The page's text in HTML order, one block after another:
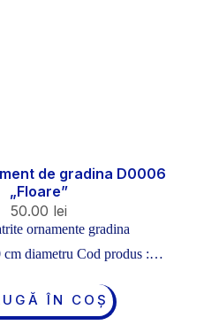
de gradina D0006
„Floare”
50.00 lei
ornamente gradina
cm diametru Cod produs :…
ÎN COȘ